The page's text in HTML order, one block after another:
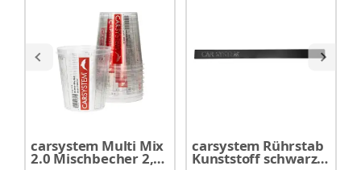
carsystem Multi Mix
2.0 Mischbecher 2,3
carsystem Rührstab
Kunststoff schwarz